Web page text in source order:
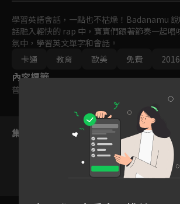
學習英語會話，一點也不枯燥！Badanamu
話融入輕快的 rap 中，寶寶們跟著節奏一起唱
氛中，學習英文單字和會話。
卡通
教育 歐美 免費 2016
內容標籤
普遍級
集數列表